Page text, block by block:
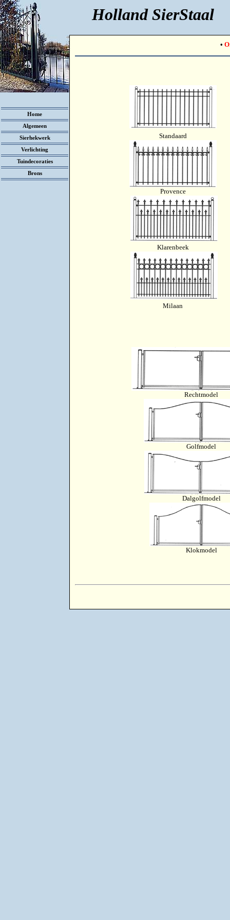
Holland SierStaal
Home
Algemeen
Sierhekwerk
Verlichting
Tuindecoraties
Brons
•
Standaard
Provence
Klarenbeek
Milaan
Rechtmodel
Golfmodel
Dalgolfmodel
Klokmodel